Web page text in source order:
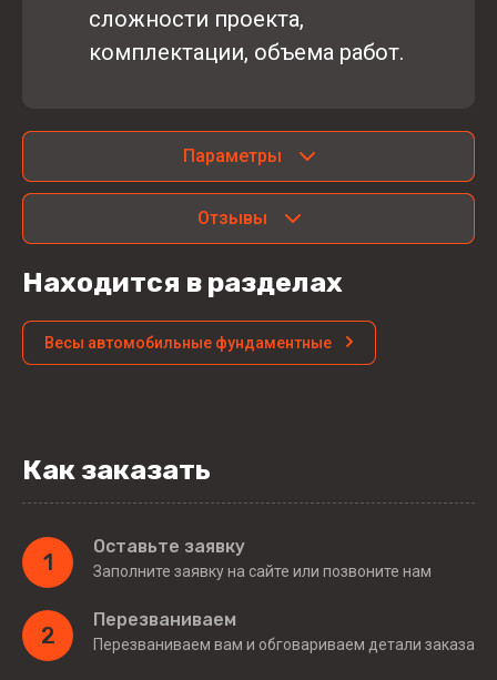
сложности проекта,
комплектации, объема работ.
Параметры
Отзывы
Находится в разделах
Весы автомобильные фундаментные
Как заказать
1
Оставьте заявку
Заполните заявку на сайте или позвоните нам
2
Перезваниваем
Перезваниваем вам и обговариваем детали заказа